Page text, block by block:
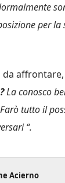
per la
da
La conosco
tutto il
“.
Acierno